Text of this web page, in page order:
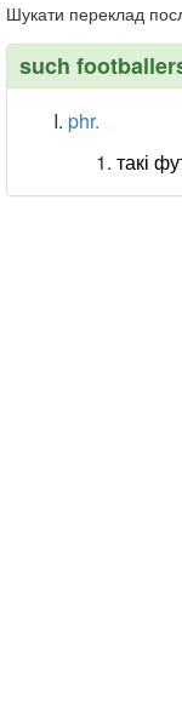
Шукати переклад
such
phr.
такі